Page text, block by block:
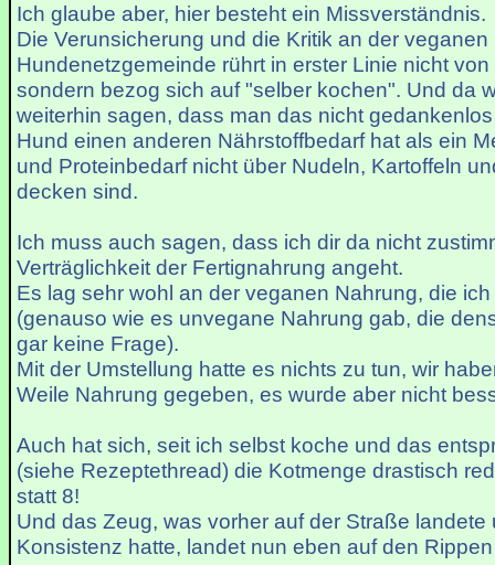
Ich glaube aber, hier besteht ein Missverständnis.
Die Verunsicherung und die Kritik an der veganen
Hundenetzgemeinde rührt in erster Linie nicht
sondern bezog sich auf "selber kochen". Und da
weiterhin sagen, dass man das nicht
Hund einen anderen Nährstoffbedarf hat als ein
und Proteinbedarf nicht über Nudeln, Kartoffeln
decken sind.
Ich muss auch sagen, dass ich dir da nicht
Verträglichkeit der Fertignahrung angeht.
Es lag sehr wohl an der veganen Nahrung, die
(genauso wie es unvegane Nahrung gab, die
gar keine Frage).
Mit der Umstellung hatte es nichts zu tun, wir
Weile Nahrung gegeben, es wurde aber nicht
Auch hat sich, seit ich selbst koche und das
(siehe Rezeptethread) die Kotmenge drastisch
statt 8!
Und das Zeug, was vorher auf der Straße landete
Konsistenz hatte, landet nun eben auf den